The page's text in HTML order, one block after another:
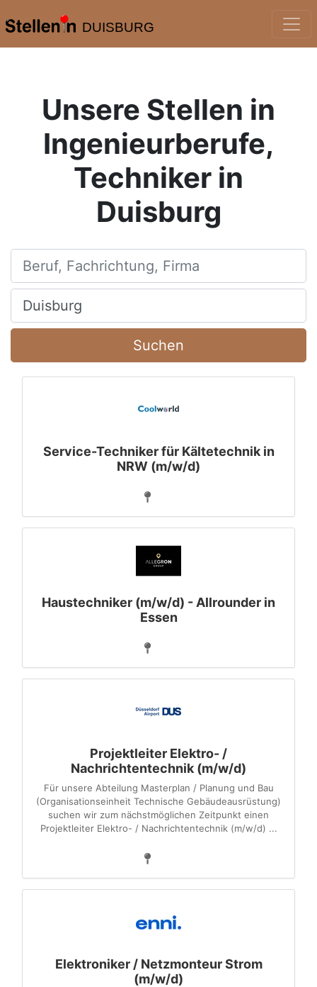
DUISBURG
Unsere Stellen in
Ingenieurberufe,
Techniker in
Duisburg
Beruf, Fachrichtung, Firma
Ort, Stadt
Suchen
Service-Techniker für Kältetechnik in
NRW (m/w/d)
Haustechniker (m/w/d) - Allrounder in
Essen
Projektleiter Elektro- /
Nachrichtentechnik (m/w/d)
Für unsere Abteilung Masterplan / Planung und Bau
(Organisationseinheit Technische Gebäudeausrüstung)
suchen wir zum nächstmöglichen Zeitpunkt einen
Projektleiter Elektro- / Nachrichtentechnik (m/w/d) ...
Elektroniker / Netzmonteur Strom
(m/w/d)